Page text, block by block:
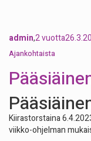
admin,2 vuotta
Ajankohtaista
Kiirastorstaina
viikko-ohjelman